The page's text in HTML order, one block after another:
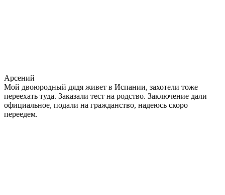
Арсений
Мой двоюродный дядя живет в Испании, захотели тоже
переехать туда. Заказали тест на родство. Заключение дали
официальное, подали на гражданство, надеюсь скоро
переедем.